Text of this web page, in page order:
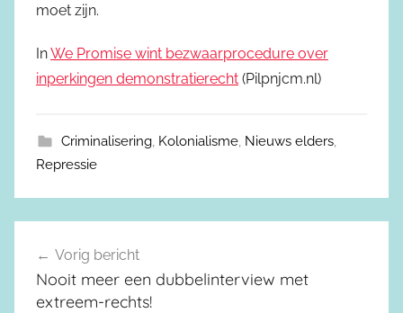
moet zijn.
InWe Promise wint bezwaarprocedure over
inperkingen demonstratierecht (Pilpnjcm.nl)
Criminalisering, Kolonialisme, Nieuws elders,
Repressie
Berichtnavigatie
Vorig bericht
Nooit meer een dubbelinterview met
extreem-rechts!